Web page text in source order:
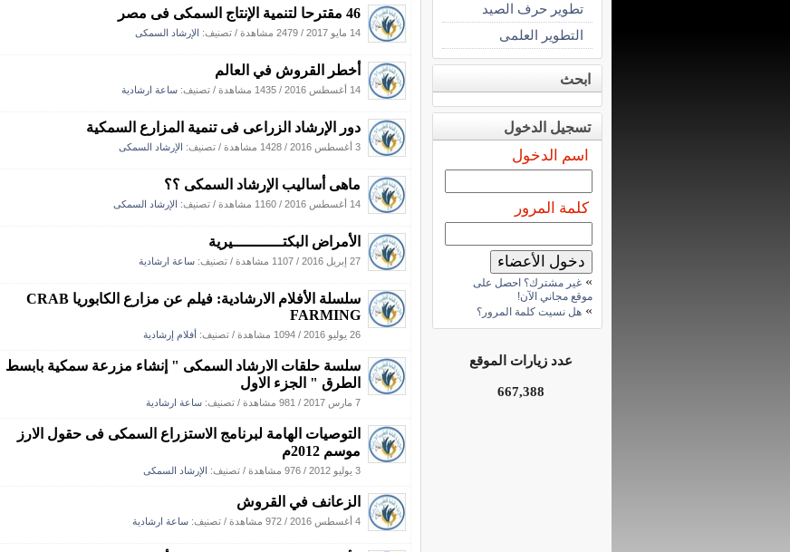
46 مقترحا لتنمية الإنتاج السمكى فى مصر
14 مايو 2017 / 2479 مشاهدة / تصنيف: الإرشاد السمكى
أخطر القروش في العالم
14 أغسطس 2016 / 1435 مشاهدة / تصنيف: ساعة ارشادية
دور الإرشاد الزراعى فى تنمية المزارع السمكية
3 أغسطس 2016 / 1428 مشاهدة / تصنيف: الإرشاد السمكى
ماهى أساليب الإرشاد السمكى ؟؟
14 أغسطس 2016 / 1160 مشاهدة / تصنيف: الإرشاد السمكى
الأمراض البكتـــــــــــيرية
27 إبريل 2016 / 1107 مشاهدة / تصنيف: ساعة ارشادية
سلسلة الأفلام الارشادية: فيلم عن مزارع الكابوريا CRAB
FARMING
26 يوليو 2016 / 1094 مشاهدة / تصنيف: أفلام إرشادية
سلسة حلقات الارشاد السمكى " إنشاء مزرعة سمكية بابسط
الطرق " الجزء الاول
7 مارس 2017 / 981 مشاهدة / تصنيف: ساعة ارشادية
التوصيات الهامة لبرنامج الاستزراع السمكى فى حقول الارز
موسم 2012م
3 يوليو 2012 / 976 مشاهدة / تصنيف: الإرشاد السمكى
الزعانف في القروش
4 أغسطس 2016 / 972 مشاهدة / تصنيف: ساعة ارشادية
تطوير حرف الصيد
التطوير العلمى
ابحث
تسجيل الدخول
اسم الدخول
كلمة المرور
» غير مشترك؟ احصل على
موقع مجاني الآن!
» هل نسيت كلمة المرور؟
عدد زيارات الموقع
667,388